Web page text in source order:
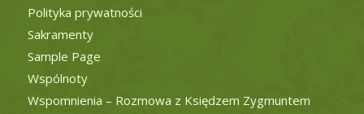
Polityka prywatności
Sakramenty
Sample Page
Wspólnoty
Wspomnienia – Rozmowa z Księdzem Zygmuntem